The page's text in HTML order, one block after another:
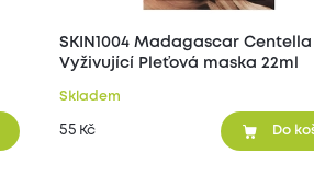
SKIN1004 Madagascar Centella
Vyživující Pleťová maska 22ml
Skladem
55 Kč Do